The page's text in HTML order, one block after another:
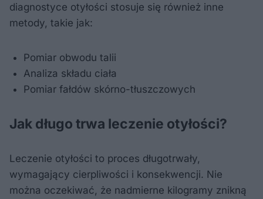
diagnostyce otyłości stosuje się również inne
metody, takie jak:
Pomiar obwodu talii
Analiza składu ciała
Pomiar fałdów skórno-tłuszczowych
Jak długo trwa leczenie otyłości?
Leczenie otyłości to proces długotrwały,
wymagający cierpliwości i konsekwencji. Nie
można oczekiwać, że nadmierne kilogramy znikną